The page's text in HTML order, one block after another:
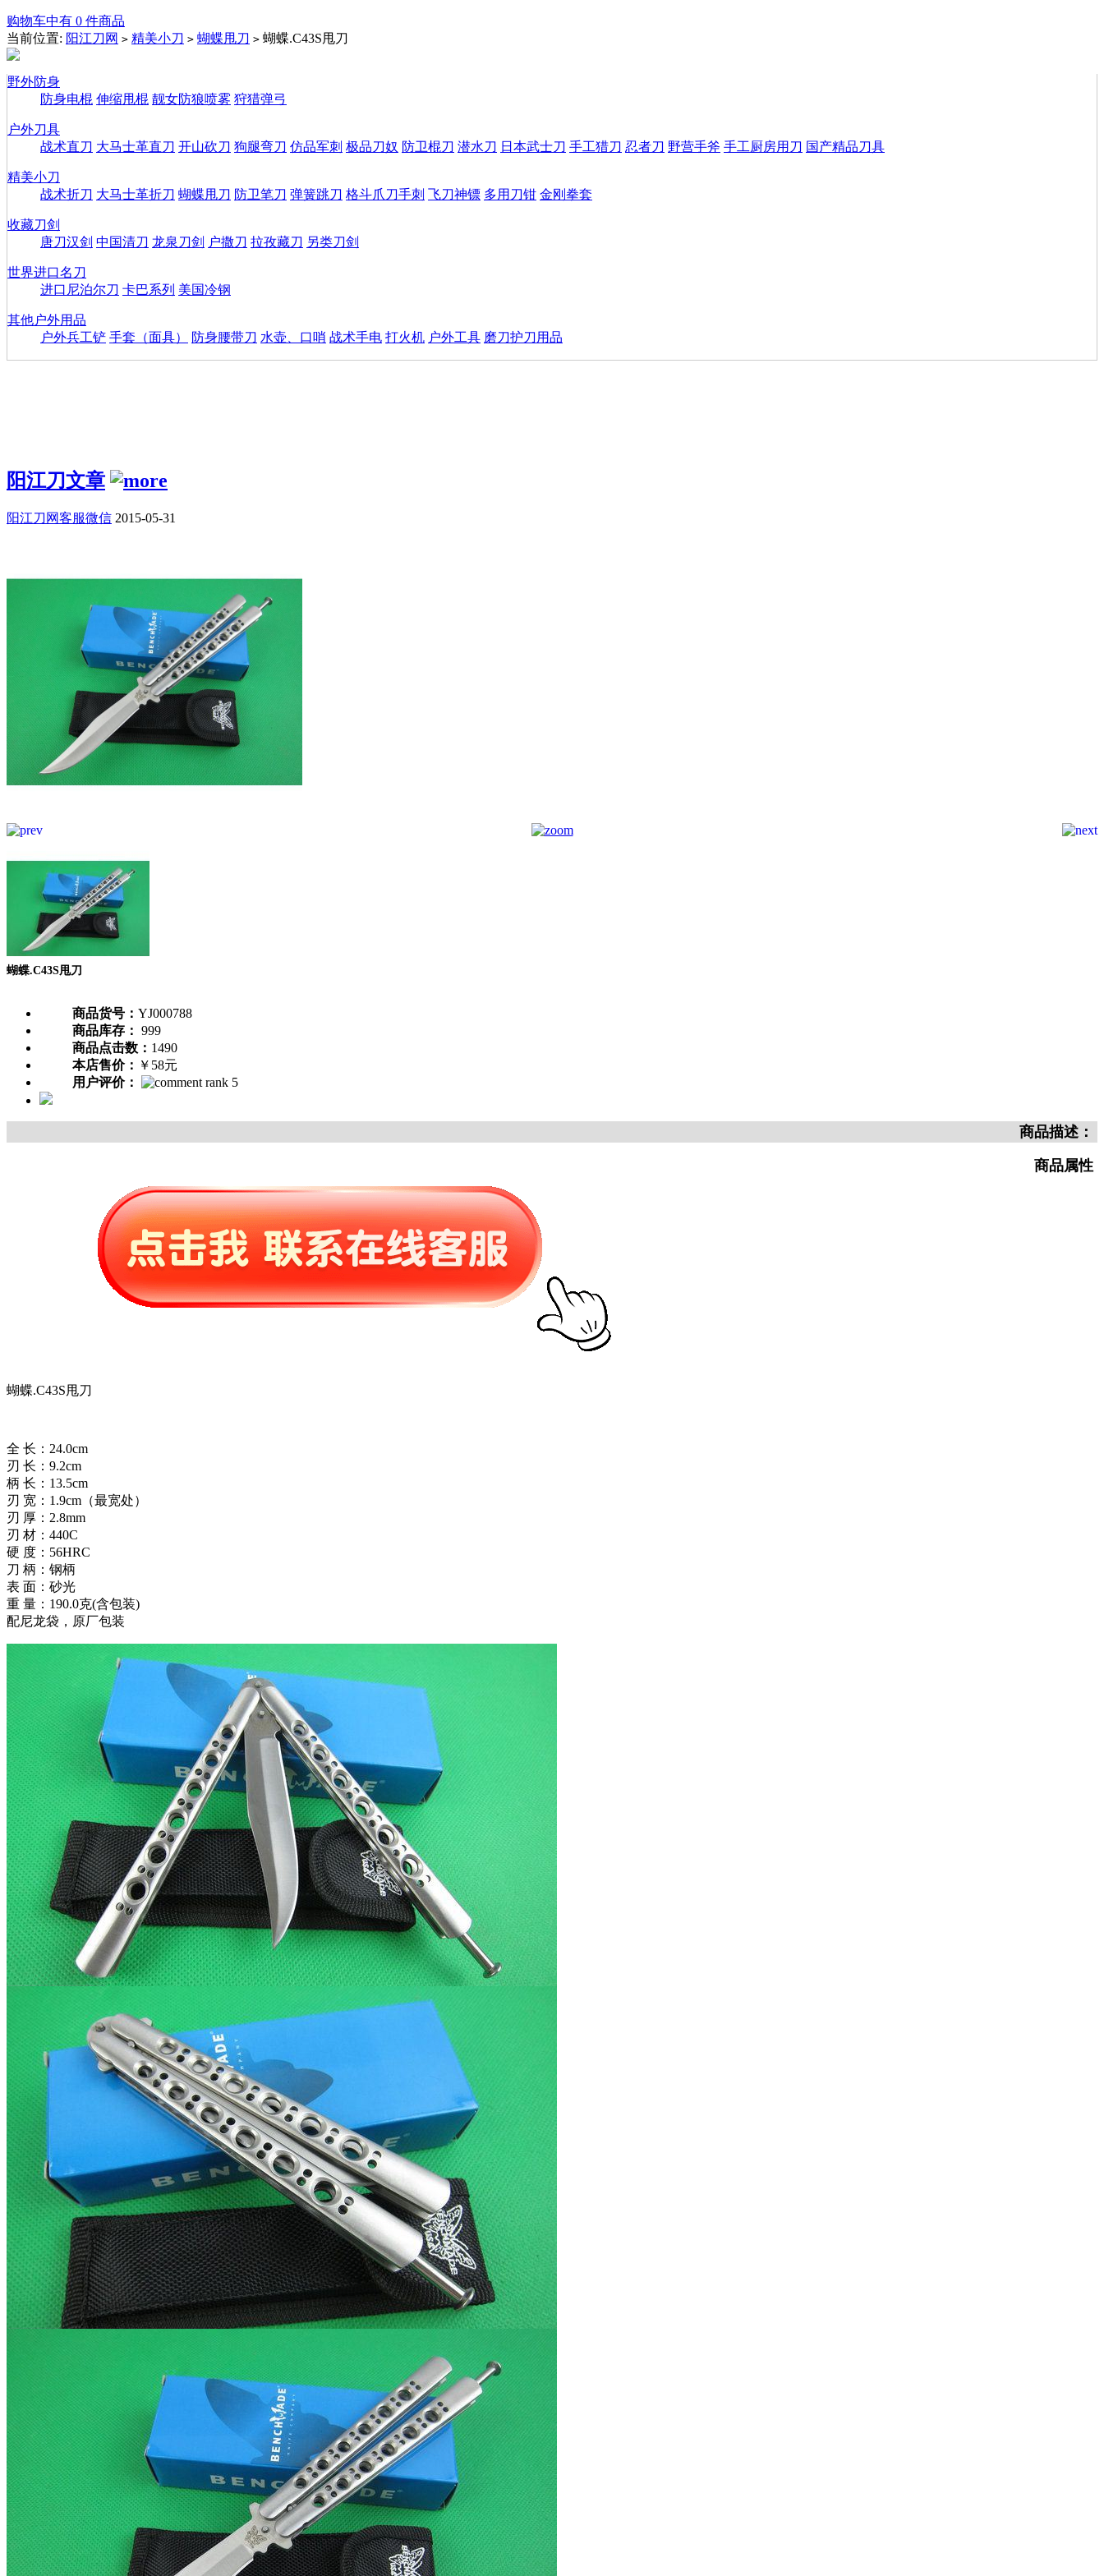
购物车中有 0 件商品
当前位置: 阳江刀网 > 精美小刀 > 蝴蝶甩刀 > 蝴蝶.C43S甩刀
野外防身
防身电棍 伸缩甩棍 靓女防狼喷雾 狩猎弹弓
户外刀具
战术直刀 大马士革直刀 开山砍刀 狗腿弯刀 仿品军刺 极品刀奴 防卫棍刀 潜水刀 日本武士刀 手工猎刀 忍者刀 野营手斧 手工厨房用刀 国产精品刀具
精美小刀
战术折刀 大马士革折刀 蝴蝶甩刀 防卫笔刀 弹簧跳刀 格斗爪刀手刺 飞刀神镖 多用刀钳 金刚拳套
收藏刀剑
唐刀汉剑 中国清刀 龙泉刀剑 户撒刀 拉孜藏刀 另类刀剑
世界进口名刀
进口尼泊尔刀 卡巴系列 美国冷钢
其他户外用品
户外兵工铲 手套（面具） 防身腰带刀 水壶、口哨 战术手电 打火机 户外工具 磨刀护刀用品
阳江刀文章
阳江刀网客服微信 2015-05-31
蝴蝶.C43S甩刀
商品货号： YJ000788
商品库存： 999
商品点击数： 1490
本店售价： ￥58元
用户评价：
商品描述：
商品属性
蝴蝶.C43S甩刀
全 长：24.0cm
刃 长：9.2cm
柄 长：13.5cm
刃 宽：1.9cm（最宽处）
刃 厚：2.8mm
刃 材：440C
硬 度：56HRC
刀 柄：钢柄
表 面：砂光
重 量：190.0克(含包装)
配尼龙袋，原厂包装